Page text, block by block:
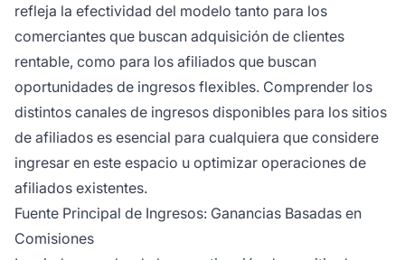
refleja la efectividad del modelo tanto para los
comerciantes que buscan adquisición de clientes
rentable, como para los afiliados que buscan
oportunidades de ingresos flexibles. Comprender los
distintos canales de ingresos disponibles para los sitios
de afiliados es esencial para cualquiera que considere
ingresar en este espacio u optimizar operaciones de
afiliados existentes.
Fuente Principal de Ingresos: Ganancias Basadas en
Comisiones